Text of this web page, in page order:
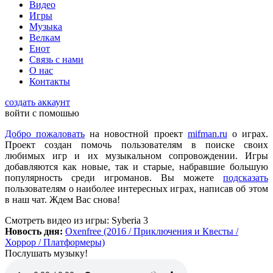
всех категорий людей, которые в той или иной форме
интересуются играми и геймерской индустрией в целом.
ometu:новости для женщин
Mifman:
Обновите, пожалуйста, игру Garry's Mod
Игра обновлена
lexafrog:
Обновите, пожалуйста, игру Garry's Mod. Много
обнов вышло, а на сайте старенькая...
cord: Grisha,
Да, есть такая и даже с дополнительной модификацией
StarCraft Cartooned (мультяшки).
Вот она:StarCraft Remastered
Видео
Игры
Музыка
Велкам
Енот
Связь с нами
О нас
Контакты
создать аккаунт
войти с помошью
Добро пожаловать на новостной проект mifman.ru о играх.
Проект создан помочь пользователям в поиске своих
любимых игр и их музыкальном сопровождении. Игры
добавляются как новые, так и старые, набравшие большую
популярность среди игроманов. Вы можете подсказать
пользователям о наиболее интересных играх, написав об этом
в наш чат. Ждем Вас снова!
Смотреть видео из игры: Syberia 3
Новость дня: Oxenfree (2016 / Приключения и Квесты /
Хоррор / Платформеры)
Послушать музыку!